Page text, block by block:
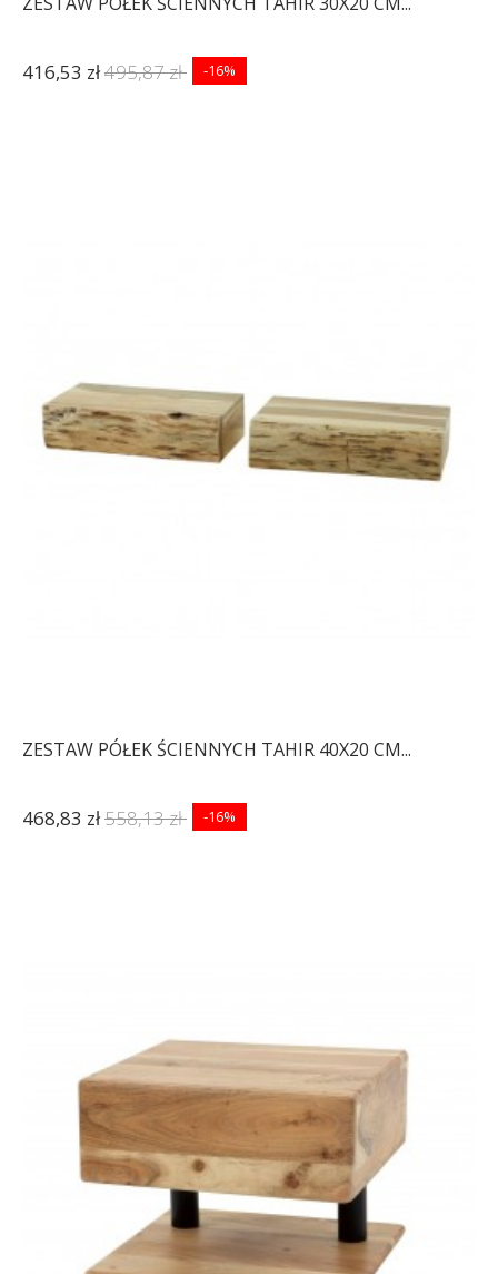
416,53 zł495,87 zł -16%
ZESTAW PÓŁEK ŚCIENNYCH TAHIR 40X20 CM...
468,83 zł558,13 zł -16%